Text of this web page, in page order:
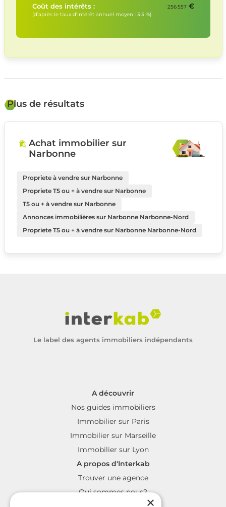
Coût des intérêts : 256 557€
(d’après le taux d’intérêt annuel moyen : 3.3 %)
Plus de résultats
Achat immobilier sur
Narbonne
Propriete à vendre sur Narbonne
Propriete T5 ou + à vendre sur Narbonne
T5 ou + à vendre sur Narbonne
Annonces immobilières sur Narbonne Narbonne-Nord
Propriete T5 ou + à vendre sur Narbonne Narbonne-Nord
Le label des agents immobiliers indépendants
A découvrir
Nos guides immobiliers
Immobilier sur Paris
Immobilier sur Marseille
Immobilier sur Lyon
A propos d'Interkab
Trouver une agence
Qui sommes nous?
×